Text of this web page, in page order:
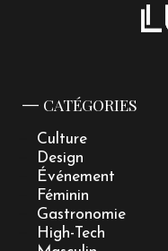
CATÉGORIES
Culture
Design
Événement
Féminin
Gastronomie
High-Tech